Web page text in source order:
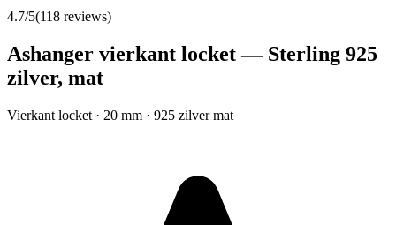
4.7/5(118 reviews)
Ashanger vierkant locket — Sterling 925
zilver, mat
Vierkant locket · 20 mm · 925 zilver mat